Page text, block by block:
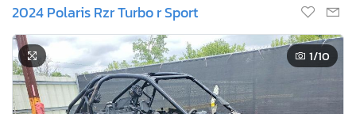
2024 Polaris Rzr Turbo r Sport
1/10